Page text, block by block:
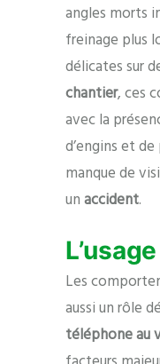
angles morts
freinage plus
délicates sur
chantier, ces
avec la
d’engins et
manque de
unaccident.
Les
aussi un rôle
téléphone au